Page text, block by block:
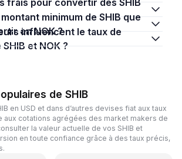
en NOK ?
et NOK ?
de SHIB
en USD et dans d’autres devises fiat aux taux
aux cotations agrégées des market makers de
la valeur actuelle de vos SHIB et
en toute confiance grâce à des taux précis,